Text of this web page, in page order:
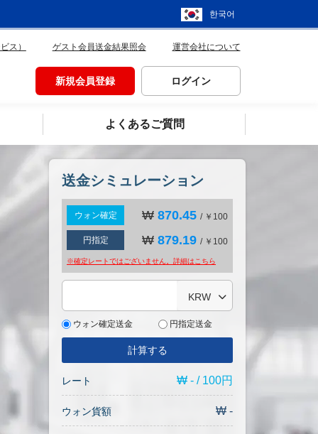
한국어
ス） ゲスト会員送金結果照会 運営会社について
新規会員登録 ログイン
よくあるご質問
送金シミュレーション
ウォン確定 ₩ 870.45 / ￥100
円指定 ₩ 879.19 / ￥100
※確定レートではございません。詳細は こちら
KRW
ウォン確定送金 円指定送金
計算する
レート ₩ - / 100円
ウォン貨額 ₩ -